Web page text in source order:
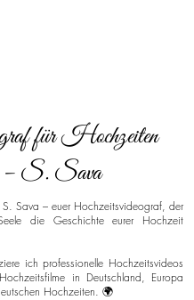
für Hochzeiten
– S. Sava
Sava – euer Hochzeitsvideograf, der
die Geschichte eurer Hochzeit
ich professionelle Hochzeitsvideos
in Deutschland, Europa
Hochzeiten. 🌍